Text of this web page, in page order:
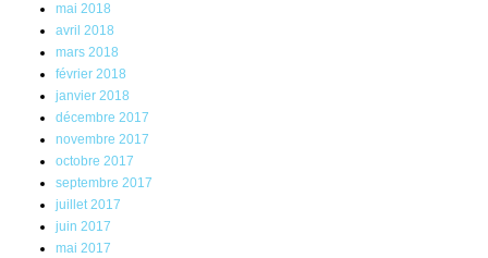
mai 2018
avril 2018
mars 2018
février 2018
janvier 2018
décembre 2017
novembre 2017
octobre 2017
septembre 2017
juillet 2017
juin 2017
mai 2017